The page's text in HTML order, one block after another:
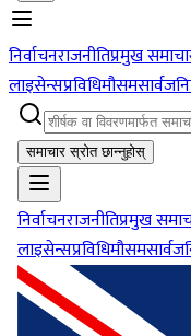
निर्वाचनराजनीतिप्रमुख
लाइसेन्सप्रविधिमौसम
समाचार स्रोत छान्नुहोस्
निर्वाचनराजनीतिप्रमुख
लाइसेन्सप्रविधिमौसम